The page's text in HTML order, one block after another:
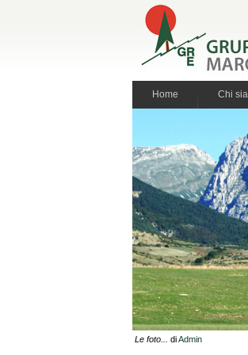
Home Chi
Le foto... diAdmin